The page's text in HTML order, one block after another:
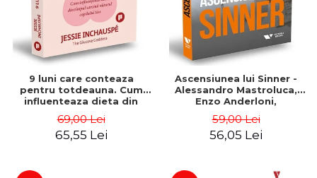
9 luni care conteaza
pentru totdeauna. Cum
influenteaza dieta din
copilului tau - Jessie
Inchauspé
69,00 Lei
65,55 Lei
Ascensiunea lui Sinner -
Alessandro Mastroluca,
Enzo Anderloni,
59,00 Lei
56,05 Lei